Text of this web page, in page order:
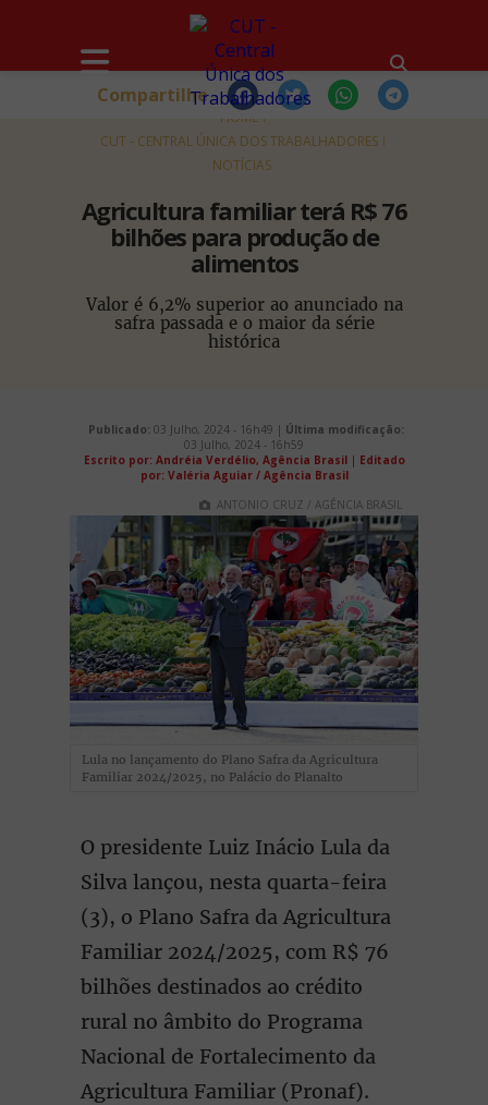
HOME
CUT - CENTRAL ÚNICA DOS TRABALHADORES
NOTÍCIAS
Agricultura familiar terá R$ 76
bilhões para produção de
alimentos
Valor é 6,2% superior ao anunciado na
safra passada e o maior da série
histórica
Compartilhe
Publicado: 03 Julho, 2024 - 16h49 | Última modificação:
03 Julho, 2024 - 16h59
Escrito por: Andréia Verdélio, Agência Brasil| Editado
por: Valéria Aguiar / Agência Brasil
ANTONIO CRUZ / AGÊNCIA BRASIL
Lula no lançamento do Plano Safra da Agricultura
Familiar 2024/2025, no Palácio do Planalto
O presidente Luiz Inácio Lula da
Silva lançou, nesta quarta-feira
(3), o Plano Safra da Agricultura
Familiar 2024/2025, com R$ 76
bilhões destinados ao crédito
rural no âmbito do Programa
Nacional de Fortalecimento da
Agricultura Familiar (Pronaf).